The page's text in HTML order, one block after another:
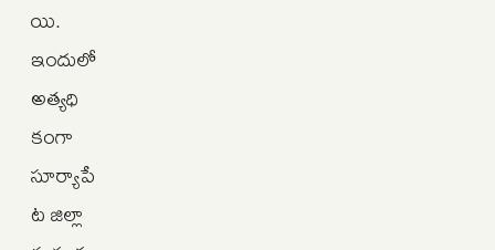
యి.
ఇందులో
అత్యధి
కంగా
సూర్యాపే
ట జిల్లా